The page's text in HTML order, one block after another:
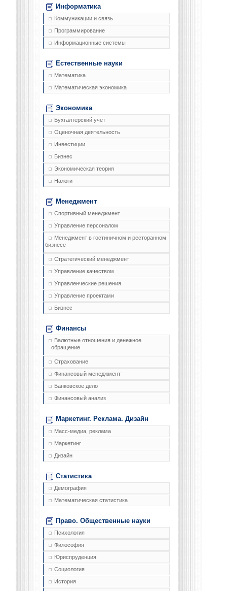
Информатика
Коммуникации и связь
Программирование
Информационные системы
Естественные науки
Математика
Математическая экономика
Экономика
Бухгалтерский учет
Оценочная деятельность
Инвестиции
Бизнес
Экономическая теория
Налоги
Менеджмент
Спортивный менеджмент
Управление персоналом
Менеджмент в гостиничном и ресторанном
бизнесе
Стратегический менеджмент
Управление качеством
Управленческие решения
Управление проектами
Бизнес
Финансы
Валютные отношения и денежное
обращение
Страхование
Финансовый менеджмент
Банковское дело
Финансовый анализ
Маркетинг. Реклама. Дизайн
Масс-медиа, реклама
Маркетинг
Дизайн
Статистика
Демография
Математическая статистика
Право. Общественные науки
Психология
Философия
Юриспруденция
Социология
История